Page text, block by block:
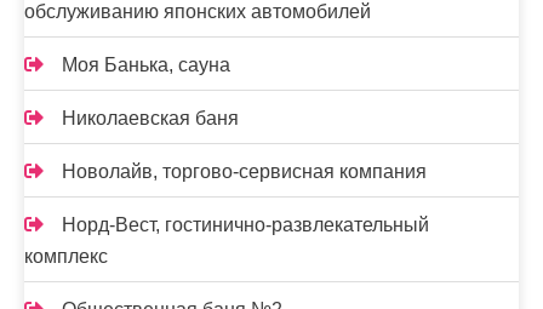
обслуживанию японских автомобилей
Моя Банька, сауна
Николаевская баня
Новолайв, торгово-сервисная компания
Норд-Вест, гостинично-развлекательный
комплекс